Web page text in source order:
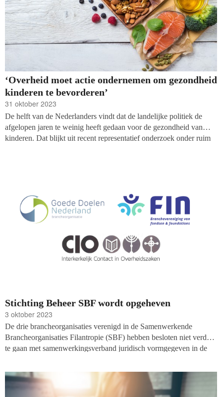
‘Overheid moet actie ondernemen om gezondheid
kinderen te bevorderen’
31 oktober 2023
De helft van de Nederlanders vindt dat de landelijke politiek de
afgelopen jaren te weinig heeft gedaan voor de gezondheid van
kinderen. Dat blijkt uit recent representatief onderzoek onder ruim
Stichting Beheer SBF wordt opgeheven
3 oktober 2023
De drie brancheorganisaties verenigd in de Samenwerkende
Brancheorganisaties Filantropie (SBF) hebben besloten niet verder
te gaan met samenwerkingsverband juridisch vormgegeven in de
(GDN), Interkerkelijk Contact in Overheidszaken (CIO) en
Fondsen in Nederland (FIN)) hebben geconstateerd dat de
samenwerking om de belangen van het maatschappelijk initiatief te